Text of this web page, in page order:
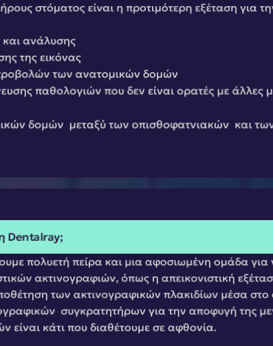
στόματος είναι η προτιμότερη εξέταση για
και ανάλυσης
της εικόνας
των ανατομικών δομών
παθολογιών που δεν είναι ορατές με άλλες
δομών  μεταξύ των οπισθοφατνιακών  και
Dentalray;
πολυετή πείρα και μια αφοσιωμένη ομάδα
ακτινογραφιών, όπως η απεικονιστική
των ακτινογραφικών πλακιδίων μέσα
συγκρατητήρων για την αποφυγή της
είναι κάτι που διαθέτουμε σε αφθονία.